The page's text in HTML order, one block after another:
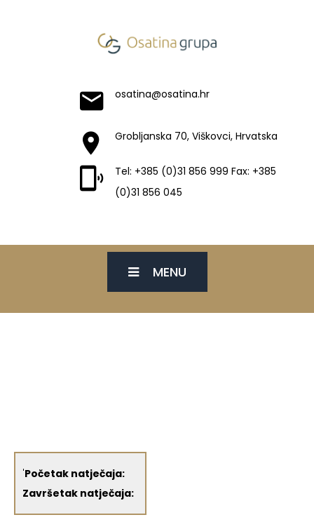
osatina@osatina.hr
Grobljanska 70, Viškovci, Hrvatska
Tel: +385 (0)31 856 999 Fax: +385
(0)31 856 045
MENU
'Početak natječaja:
Završetak natječaja: